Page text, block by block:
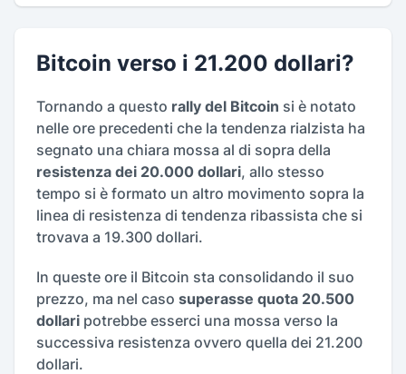
Bitcoin verso i 21.200 dollari?
Tornando a questo rally del Bitcoin si è notato
nelle ore precedenti che la tendenza rialzista ha
segnato una chiara mossa al di sopra della
resistenza dei 20.000 dollari, allo stesso
tempo si è formato un altro movimento sopra la
linea di resistenza di tendenza ribassista che si
trovava a 19.300 dollari.
In queste ore il Bitcoin sta consolidando il suo
prezzo, ma nel caso superasse quota 20.500
dollari potrebbe esserci una mossa verso la
successiva resistenza ovvero quella dei 21.200
dollari.